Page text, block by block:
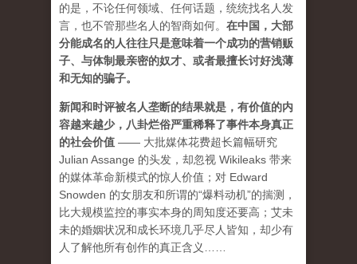
的是，不论任何领域、任何话题，统统找名人发
言，也不管那些名人的智商如何。 在中国，大部
分能成名的人往往只是意味着一个成功的营销贩
子、与体制最亲密的奴才、或者最擅长讨好浅薄
和无知的骗子。
新闻和时评被名人垄断的结果就是，有价值的内
容越来越少，八卦烂俗严重稀释了事件本身真正
的社会价值 —— 大批媒体花费超长篇幅研究
Julian Assange 的头发，却忽视 Wikileaks 带来
的媒体革命新模式的惊人价值；对 Edward
Snowden 的女朋友和所谓的“爆料动机”的揣测，
比大规模监控的事实本身的周知度还要高；艾未
未的婚姻状况和成长环境几乎尽人皆知，却少有
人了解他所有创作的真正含义……